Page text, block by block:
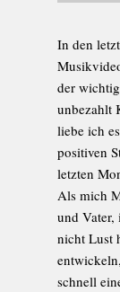
In den
der
unbezahlt
liebe ich
positiven
letzten
Als mich
und
nicht Lust
schnell